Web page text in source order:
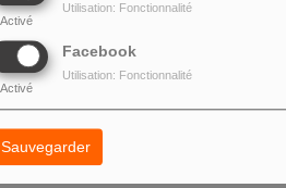
Activé
Utilisation: Fonctionnalité
Facebook
Activé
Utilisation: Fonctionnalité
Sauvegarder